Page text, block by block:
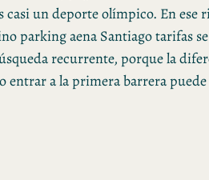
casi un deporte olímpico. En ese
parking aena Santiago tarifas
recurrente, porque la
entrar a la primera barrera